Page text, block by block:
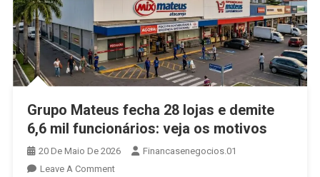
Grupo Mateus fecha 28 lojas e demite
6,6 mil funcionários: veja os motivos
20 De Maio De 2026
Financasenegocios.01
Leave A CommentOn